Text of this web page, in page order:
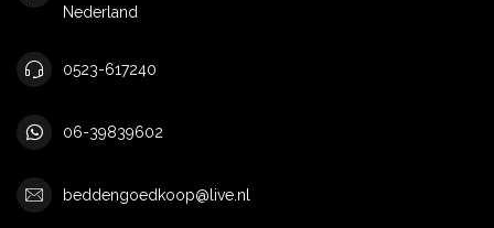
Nederland
0523-617240
06-39839602
beddengoedkoop@live.nl